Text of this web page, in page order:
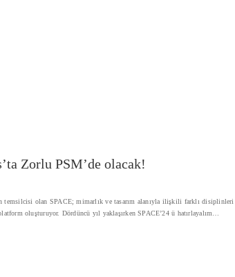
Zorlu PSM’de olacak!
temsilcisi olan SPACE; mimarlık ve tasarım alanıyla ilişkili farklı disiplinleri
oluşturuyor. Dördüncü yıl yaklaşırken SPACE’24 ü hatırlayalım…